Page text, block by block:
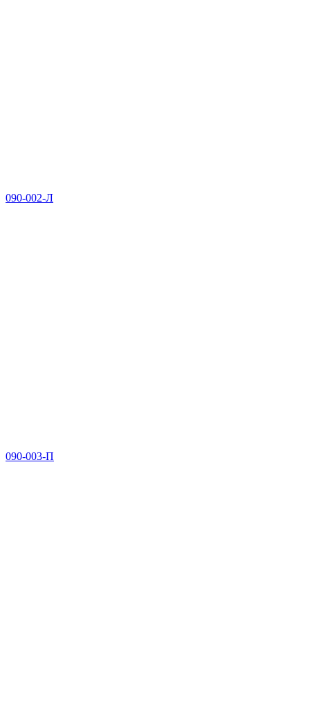
090-002-Л
090-003-П